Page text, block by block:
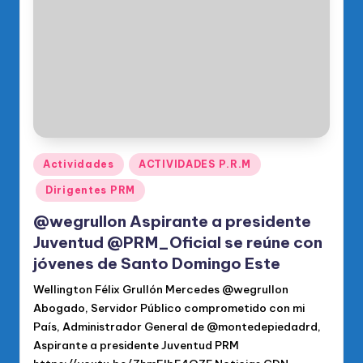
fi
ci
al
d
el
P
R
M
Publicado
en
Actividades ACTIVIDADES P.R.M
Dirigentes PRM
@wegrullon Aspirante a presidente
Juventud @PRM_Oficial se reúne con
jóvenes de Santo Domingo Este
Wellington Félix Grullón Mercedes @wegrullon
Abogado, Servidor Público comprometido con mi
País, Administrador General de @montedepiedadrd,
Aspirante a presidente Juventud PRM